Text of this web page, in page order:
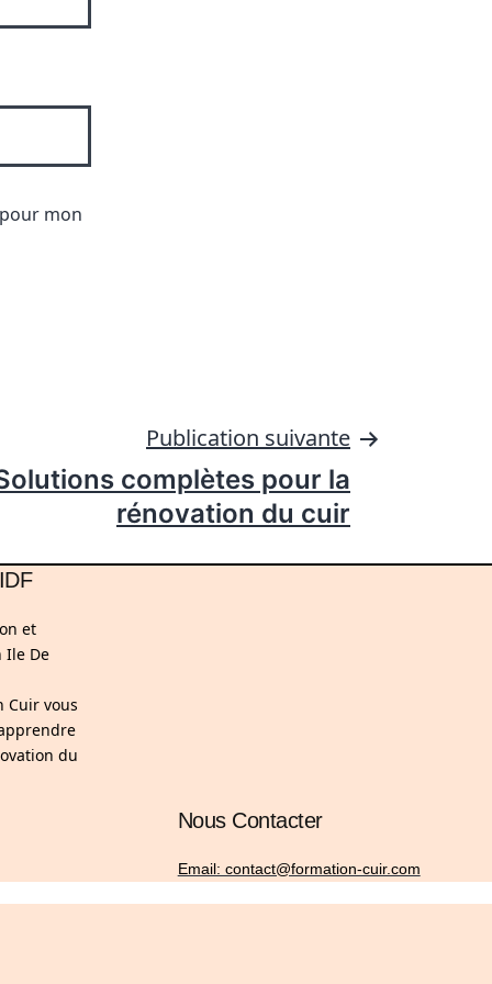
mon
Publication suivante
complètes pour la
rénovation du cuir
et
Ile De
Cuir vous
du
Nous Contacter
Email: contact@formation-cuir.com